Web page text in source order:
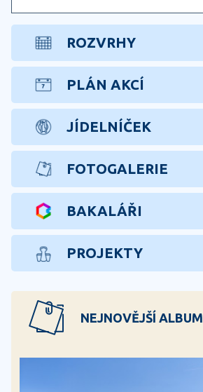
ROZVRHY
PLÁN AKCÍ
JÍDELNÍČEK
FOTOGALERIE
BAKALÁŘI
PROJEKTY
NEJNOVĚJŠÍ ALBUM